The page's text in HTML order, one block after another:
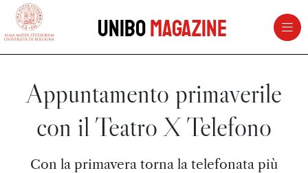
vai al contenuto della pagina
UniboMagazine
Appuntamento primaverile
con il Teatro X Telefono
Con la primavera torna la telefonata più